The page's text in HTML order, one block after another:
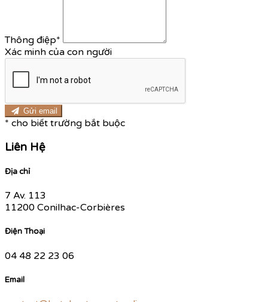
Thông điệp*
Xác minh của con người
Gửi email
* cho biết trường bắt buộc
Liên Hệ
Địa chỉ
7 Av. 113
11200 Conilhac-Corbières
Điện Thoại
04 48 22 23 06
Email